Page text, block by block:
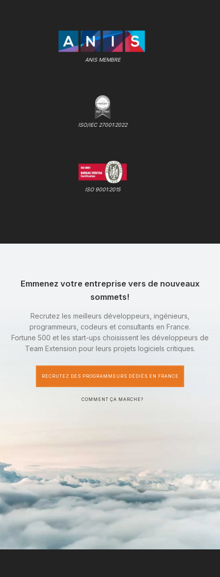
ANIS MEMBRE
ISO/IEC 27001:2022
ISO 9001:2015
Emmenez votre entreprise vers de nouveaux
sommets!
Recrutez les meilleurs développeurs, ingénieurs,
programmeurs, codeurs et consultants en France.
Fortune 500 et les start-ups choisissent les développeurs de
Team Extension pour leurs projets logiciels critiques.
RECRUTEZ DES PROGRAMMEURS DÉDIÉS EN FRANCE
COMMENT ÇA MARCHE?